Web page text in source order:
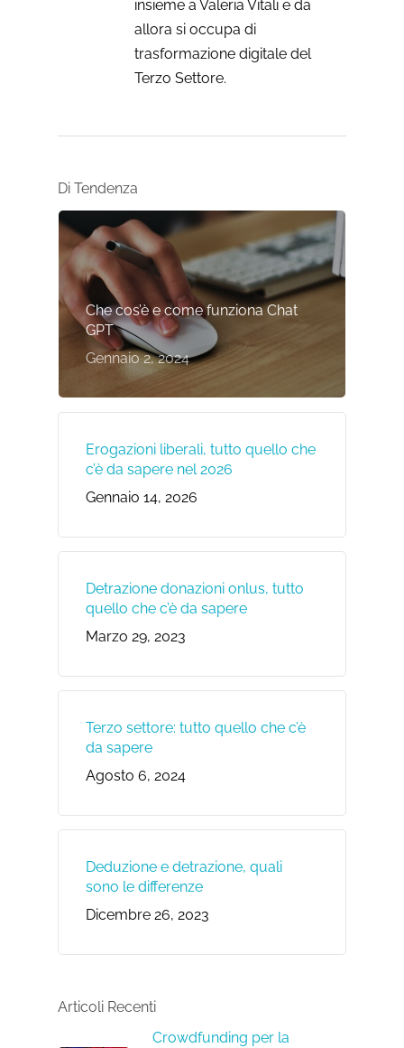
insieme a Valeria Vitali e da
allora si occupa di
trasformazione digitale del
Terzo Settore.
Di Tendenza
Che cos’è e come funziona Chat
GPT
Gennaio 2, 2024
Erogazioni liberali, tutto quello che
c’è da sapere nel 2026
Gennaio 14, 2026
Detrazione donazioni onlus, tutto
quello che c’è da sapere
Marzo 29, 2023
Terzo settore: tutto quello che c’è
da sapere
Agosto 6, 2024
Deduzione e detrazione, quali
sono le differenze
Dicembre 26, 2023
Articoli Recenti
Crowdfunding per la